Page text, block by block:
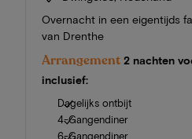
Overnacht in een eigentijds
van Drenthe
Arrangement 2 nachten
inclusief:
Dagelijks ontbijt
4-Gangendiner
6-Gangendiner